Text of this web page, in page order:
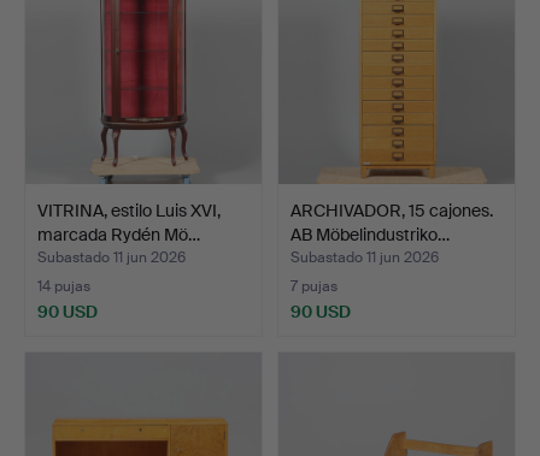
VITRINA, estilo Luis XVI,
marcada Rydén Mö…
Subastado 11 jun 2026
14 pujas
90 USD
ARCHIVADOR, 15 cajones.
AB Möbelindustriko…
Subastado 11 jun 2026
7 pujas
90 USD